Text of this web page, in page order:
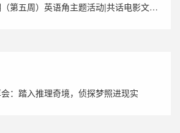
联合科技学院第三期（第五周）英语角主题活动|共话电影文化，提升综合素养
：踏入推理奇境，侦探梦照进现实